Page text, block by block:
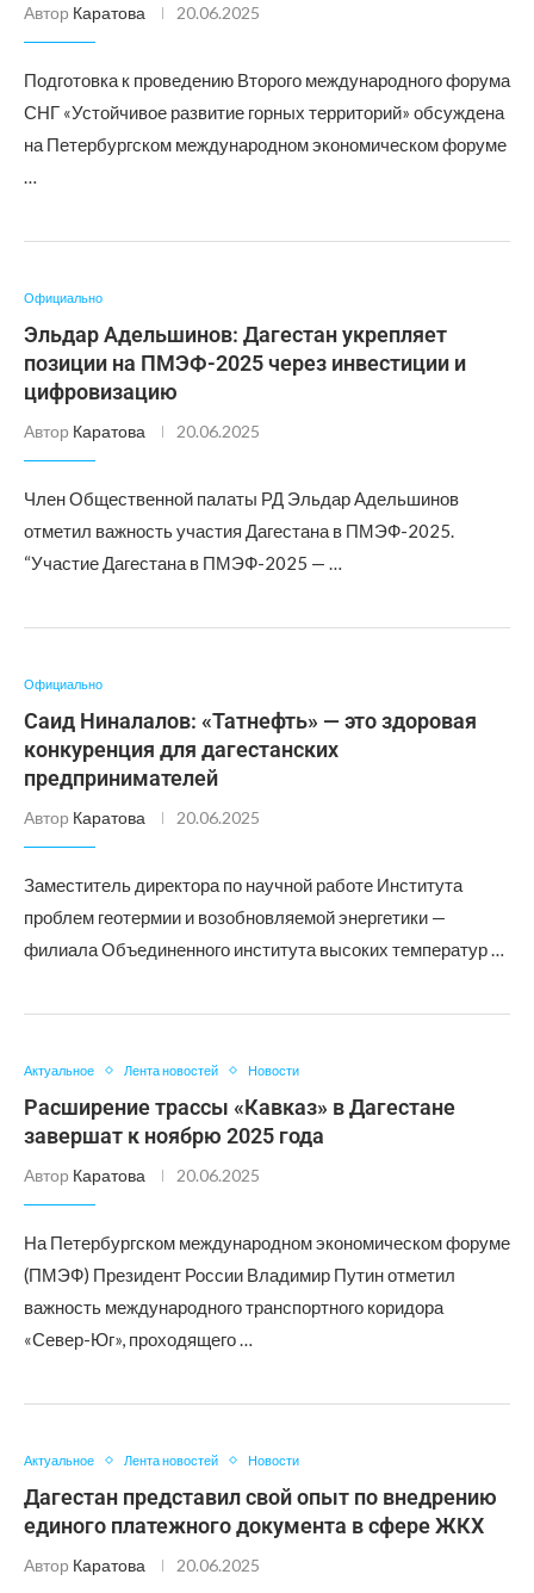
Автор Каратова 20.06.2025
Подготовка к проведению Второго международного форума
СНГ «Устойчивое развитие горных территорий» обсуждена
на Петербургском международном экономическом форуме
…
Официально
Эльдар Адельшинов: Дагестан укрепляет
позиции на ПМЭФ-2025 через инвестиции и
цифровизацию
Автор Каратова 20.06.2025
Член Общественной палаты РД Эльдар Адельшинов
отметил важность участия Дагестана в ПМЭФ-2025.
“Участие Дагестана в ПМЭФ-2025 — …
Официально
Саид Ниналалов: «Татнефть» — это здоровая
конкуренция для дагестанских
предпринимателей
Автор Каратова 20.06.2025
Заместитель директора по научной работе Института
проблем геотермии и возобновляемой энергетики —
филиала Объединенного института высоких температур …
Актуальное Лента новостей Новости
Расширение трассы «Кавказ» в Дагестане
завершат к ноябрю 2025 года
Автор Каратова 20.06.2025
На Петербургском международном экономическом форуме
(ПМЭФ) Президент России Владимир Путин отметил
важность международного транспортного коридора
«Север-Юг», проходящего …
Актуальное Лента новостей Новости
Дагестан представил свой опыт по внедрению
единого платежного документа в сфере ЖКХ
Автор Каратова 20.06.2025